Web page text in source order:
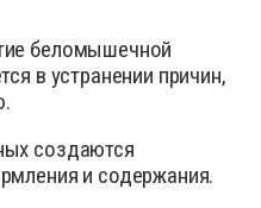
беломышечной
в устранении причин,
создаются
и содержания.